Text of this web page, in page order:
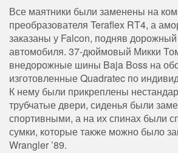
Все маятники были заменены на
преобразователя Teraflex RT4, а
заказаны у Falcon, подняв
автомобиля. 37-дюймовый Микки
внедорожные шины Baja Boss на
​​изготовленные Quadratec по
К нему были прикреплены
трубчатые двери, сиденья были
спортивными, а на их спинах были
сумки, которые также можно было
Wrangler ’89.